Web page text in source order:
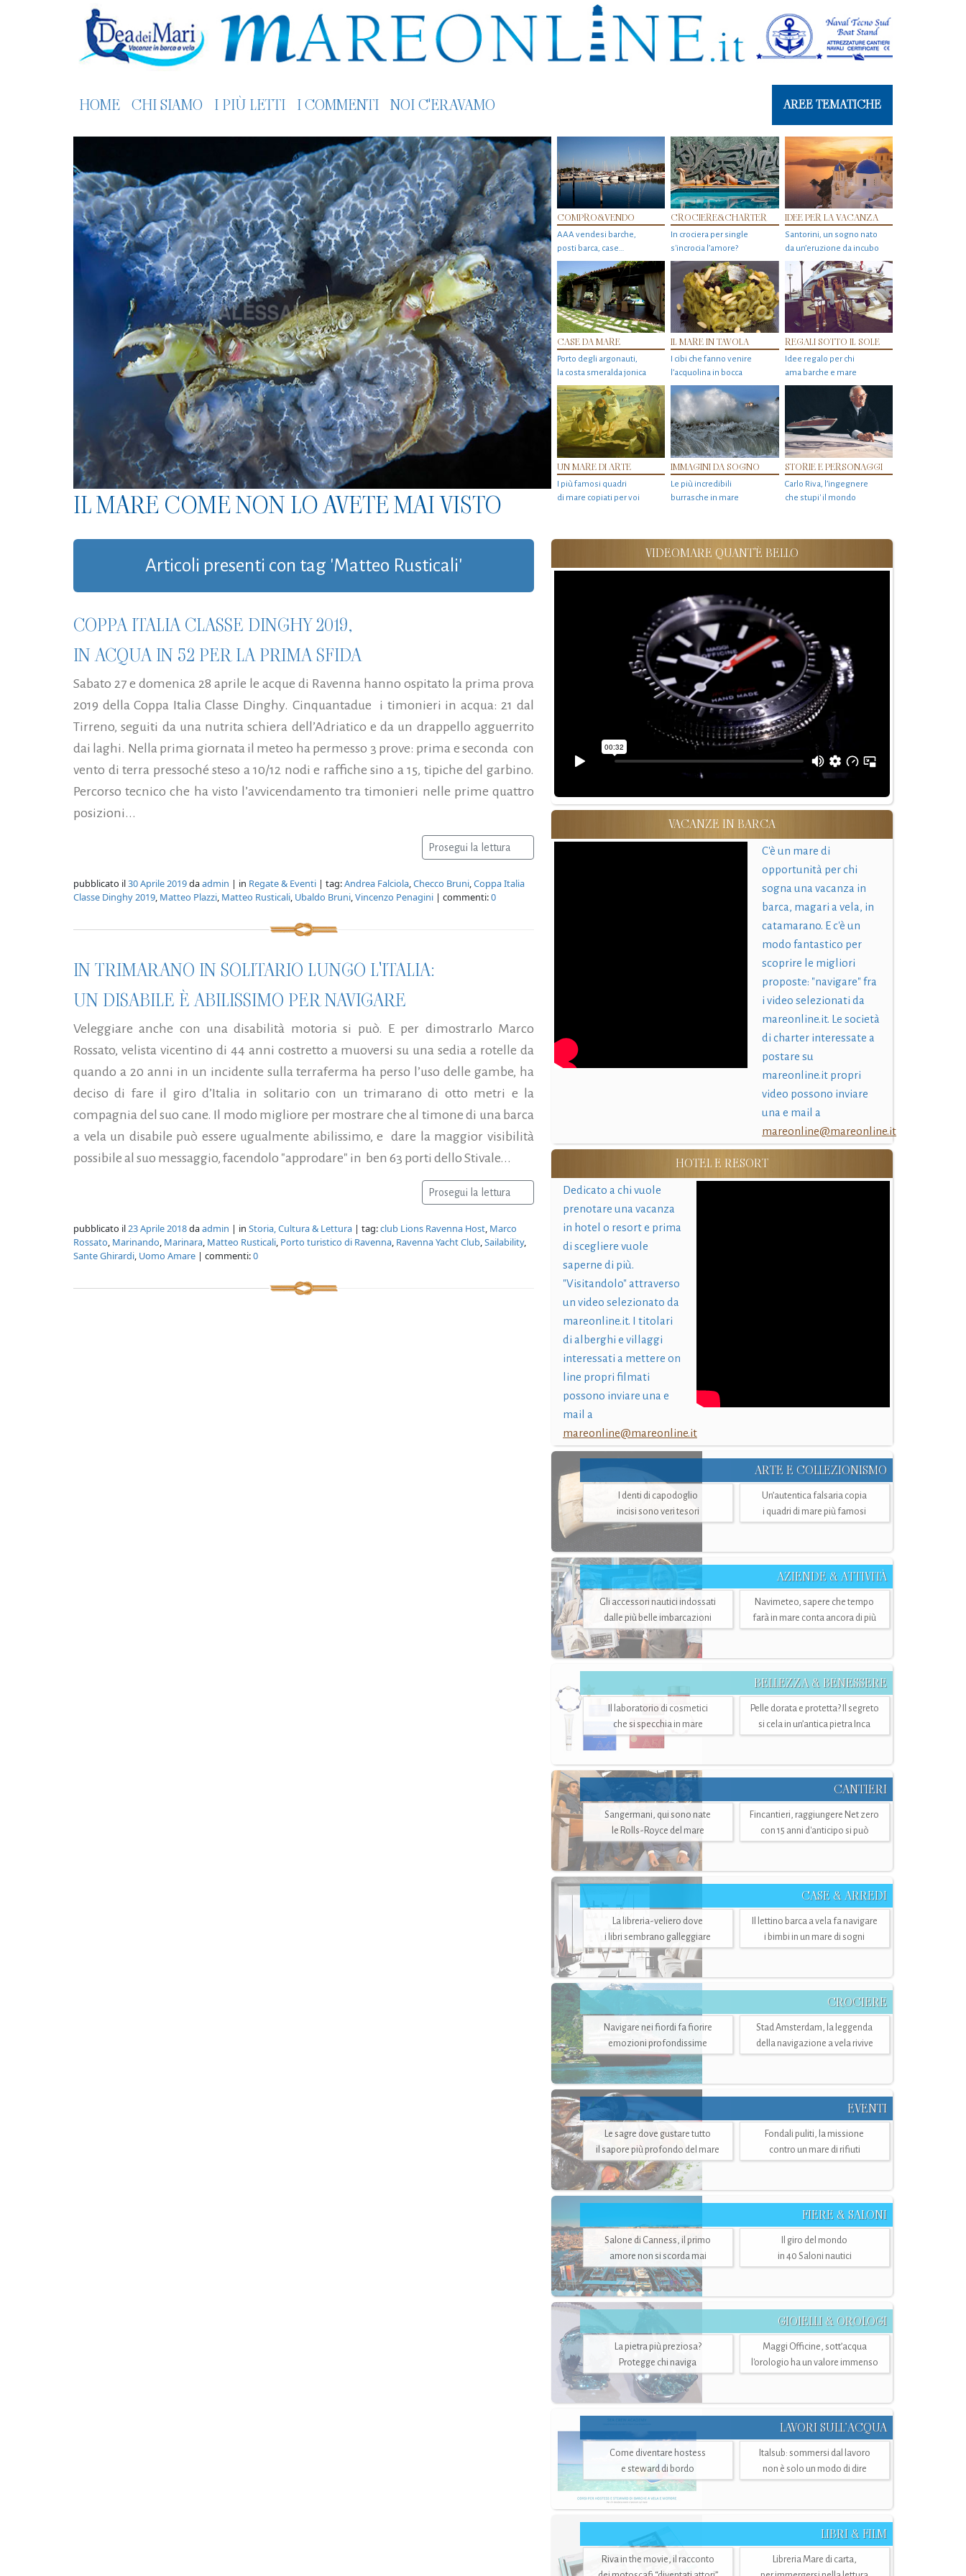
HOME CHI SIAMO I PIÙ LETTI I COMMENTI NOI C'ERAVAMO AREE TEMATICHE
IL MARE COME NON LO AVETE MAI VISTO
COMPRO&VENDO
AAA vendesi barche,
posti barca, case…
CROCIERE&CHARTER
In crociera per single
s'incrocia l’amore?
IDEE PER LA VACANZA
Santorini, un sogno nato
da un’eruzione da incubo
CASE DA MARE
Porto degli argonauti,
la costa smeralda jonica
IL MARE IN TAVOLA
I cibi che fanno venire
l’acquolina in bocca
REGALI SOTTO IL SOLE
Idee regalo per chi
ama barche e mare
UN MARE DI ARTE
I più famosi quadri
di mare copiati per voi
IMMAGINI DA SOGNO
Le più incredibili
burrasche in mare
STORIE E PERSONAGGI
Carlo Riva, l’ingegnere
che stupi' il mondo
Articoli presenti con tag 'Matteo Rusticali'
COPPA ITALIA CLASSE DINGHY 2019,
IN ACQUA IN 52 PER LA PRIMA SFIDA
Sabato 27 e domenica 28 aprile le acque di Ravenna hanno ospitato la prima prova
2019 della Coppa Italia Classe Dinghy. Cinquantadue i timonieri in acqua: 21 dal
Tirreno, seguiti da una nutrita schiera dell’Adriatico e da un drappello agguerrito
dai laghi. Nella prima giornata il meteo ha permesso 3 prove: prima e seconda con
vento di terra pressoché steso a 10/12 nodi e raffiche sino a 15, tipiche del garbino.
Percorso tecnico che ha visto l’avvicendamento tra timonieri nelle prime quattro
posizioni...
Prosegui la lettura
pubblicato il30 Aprile 2019daadmin | in Regate & Eventi | tag:Andrea Falciola,Checco Bruni,Coppa Italia
Classe Dinghy 2019, Matteo Plazzi, Matteo Rusticali, Ubaldo Bruni,Vincenzo Penagini | commenti:0
IN TRIMARANO IN SOLITARIO LUNGO L'ITALIA:
UN DISABILE È ABILISSIMO PER NAVIGARE
Veleggiare anche con una disabilità motoria si può. E per dimostrarlo Marco
Rossato, velista vicentino di 44 anni costretto a muoversi su una sedia a rotelle da
quando a 20 anni in un incidente sulla terraferma ha perso l’uso delle gambe, ha
deciso di fare il giro d’Italia in solitario con un trimarano di otto metri e la
compagnia del suo cane. Il modo migliore per mostrare che al timone di una barca
a vela un disabile può essere ugualmente abilissimo, e dare la maggior visibilità
possibile al suo messaggio, facendolo "approdare" in ben 63 porti dello Stivale...
Prosegui la lettura
pubblicato il23 Aprile 2018daadmin | in Storia, Cultura & Lettura | tag:club Lions Ravenna Host, Marco
Rossato, Marinando, Marinara, Matteo Rusticali, Porto turistico di Ravenna, Ravenna Yacht Club,Sailability,
Sante Ghirardi, Uomo Amare | commenti:0
VIDEOMARE QUANT'È BELLO
VACANZE IN BARCA
C'è un mare di
opportunità per chi
sogna una vacanza in
barca, magari a vela, in
catamarano. E c'è un
modo fantastico per
scoprire le migliori
proposte: "navigare" fra
i video selezionati da
mareonline.it. Le società
di charter interessate a
postare su
mareonline.it propri
video possono inviare
una e mail a
mareonline@mareonline.it
HOTEL E RESORT
Dedicato a chi vuole
prenotare una vacanza
in hotel o resort e prima
di scegliere vuole
saperne di più.
"Visitandolo" attraverso
un video selezionato da
mareonline.it. I titolari
di alberghi e villaggi
interessati a mettere on
line propri filmati
possono inviare una e
mail a
mareonline@mareonline.it
ARTE E COLLEZIONISMO
I denti di capodoglio
incisi sono veri tesori
Un’autentica falsaria copia
i quadri di mare più famosi
AZIENDE & ATTIVITÀ
Gli accessori nautici indossati
dalle più belle imbarcazioni
Navimeteo, sapere che tempo
farà in mare conta ancora di più
BELLEZZA & BENESSERE
Il laboratorio di cosmetici
che si specchia in mare
Pelle dorata e protetta? Il segreto
si cela in un’antica pietra Inca
CANTIERI
Sangermani, qui sono nate
le Rolls-Royce del mare
Fincantieri, raggiungere Net zero
con 15 anni d'anticipo si può
CASE & ARREDI
La libreria-veliero dove
i libri sembrano galleggiare
Il lettino barca a vela fa navigare
i bimbi in un mare di sogni
CROCIERE
Navigare nei fiordi fa fiorire
emozioni profondissime
Stad Amsterdam, la leggenda
della navigazione a vela rivive
EVENTI
Le sagre dove gustare tutto
il sapore più profondo del mare
Fondali puliti, la missione
contro un mare di rifiuti
FIERE & SALONI
Salone di Canness, il primo
amore non si scorda mai
Il giro del mondo
in 40 Saloni nautici
GIOIELLI & OROLOGI
La pietra più preziosa?
Protegge chi naviga
Maggi Officine, sott’acqua
l'orologio ha un valore immenso
LAVORI SULL’ACQUA
Come diventare hostess
e steward di bordo
Italsub: sommersi dal lavoro
non è solo un modo di dire
LIBRI & FILM
Riva in the movie, il racconto
Libreria Mare di carta,